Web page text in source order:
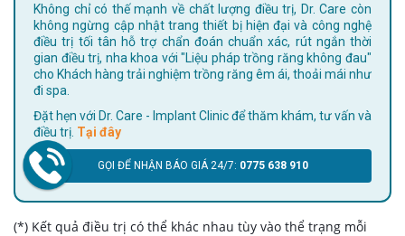
Không chỉ có thế mạnh về chất lượng điều trị, Dr. Care còn
không ngừng cập nhật trang thiết bị hiện đại và công nghệ
điều trị tối tân hỗ trợ chẩn đoán chuẩn xác, rút ngắn thời
gian điều trị, nha khoa với "Liệu pháp trồng răng không đau"
cho Khách hàng trải nghiệm trồng răng êm ái, thoải mái như
đi spa.
Đặt hẹn với Dr. Care - Implant Clinic để thăm khám, tư vấn và
điều trị. Tại đây
GỌI ĐỂ NHẬN BÁO GIÁ 24/7: 0775 638 910
(*) Kết quả điều trị có thể khác nhau tùy vào thể trạng mỗi